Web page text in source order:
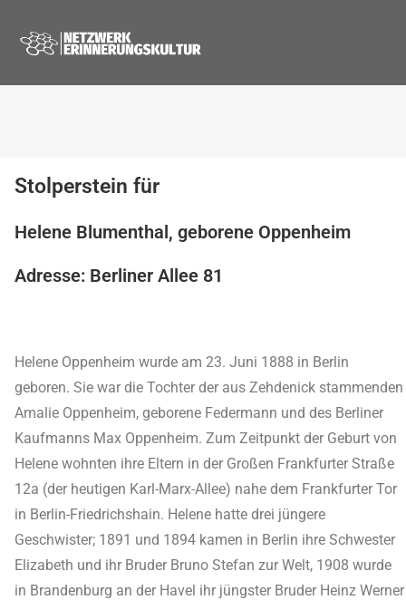
Stolperstein für
Helene Blumenthal, geborene Oppenheim
Adresse: Berliner Allee 81
Helene Oppenheim wurde am 23. Juni 1888 in Berlin
geboren. Sie war die Tochter der aus Zehdenick stammenden
Amalie Oppenheim, geborene Federmann und des Berliner
Kaufmanns Max Oppenheim. Zum Zeitpunkt der Geburt von
Helene wohnten ihre Eltern in der Großen Frankfurter Straße
12a (der heutigen Karl-Marx-Allee) nahe dem Frankfurter Tor
in Berlin-Friedrichshain. Helene hatte drei jüngere
Geschwister; 1891 und 1894 kamen in Berlin ihre Schwester
Elizabeth und ihr Bruder Bruno Stefan zur Welt, 1908 wurde
in Brandenburg an der Havel ihr jüngster Bruder Heinz Werner